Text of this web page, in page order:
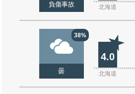
負傷事故 北海道
38%
曇
4.0
北海道